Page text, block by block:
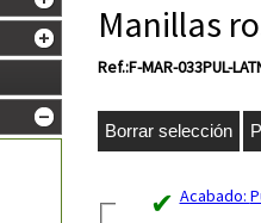
Manillas
Ref.:F-MAR-033PUL-
Acabado: